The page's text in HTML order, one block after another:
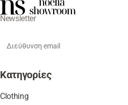
Newsletter
Κατηγορίες
Clothing